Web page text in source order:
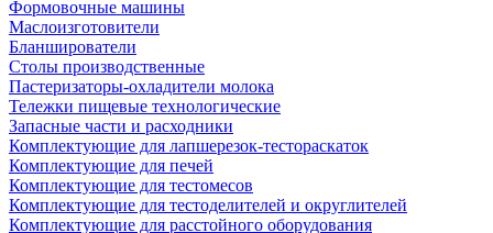
Формовочные машины
Маслоизготовители
Бланширователи
Столы производственные
Пастеризаторы-охладители молока
Тележки пищевые технологические
Запасные части и расходники
Комплектующие для лапшерезок-тестораскаток
Комплектующие для печей
Комплектующие для тестомесов
Комплектующие для тестоделителей и округлителей
Комплектующие для расстойного оборудования